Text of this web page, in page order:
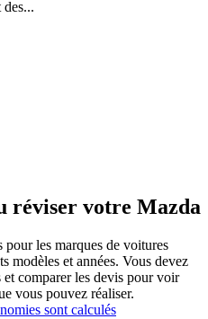
des...
réviser votre Mazda
les marques de voitures
modèles et années. Vous devez
comparer les devis pour voir
vous pouvez réaliser.
sont calculés